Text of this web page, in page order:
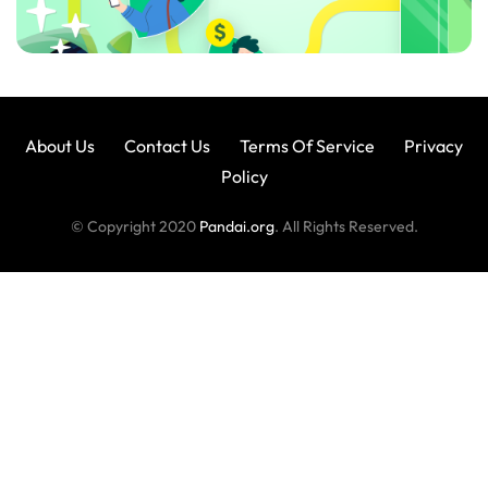
About Us Contact Us Terms Of Service
Privacy
Policy
© Copyright 2020 Pandai.org. All Rights Reserved.